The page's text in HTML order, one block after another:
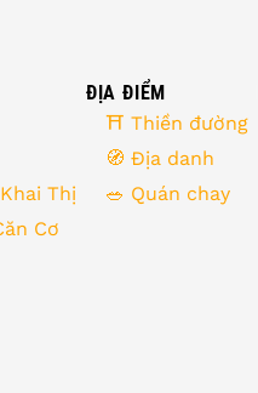
Thị
Cơ
ĐỊA ĐIỂM
⛩ Thiền đường
🧭 Địa danh
🥗 Quán chay